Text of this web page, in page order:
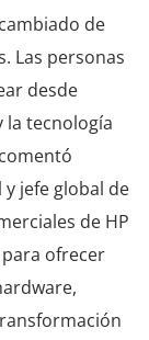
de
Las personas
desde
la tecnología
jefe global de
de HP
para ofrecer